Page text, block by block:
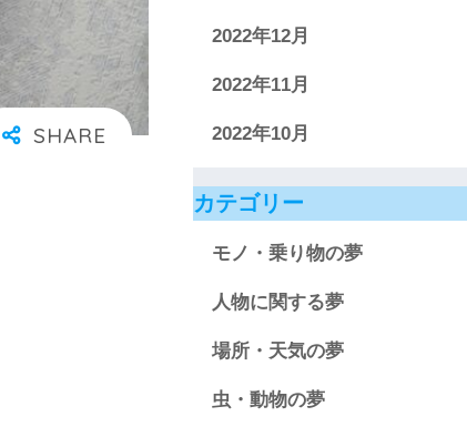
2022年12月
2022年11月
2022年10月
カテゴリー
モノ・乗り物の夢
人物に関する夢
場所・天気の夢
虫・動物の夢